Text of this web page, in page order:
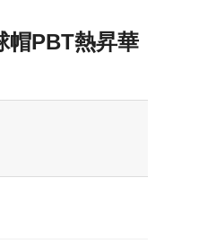
帽PBT熱昇華